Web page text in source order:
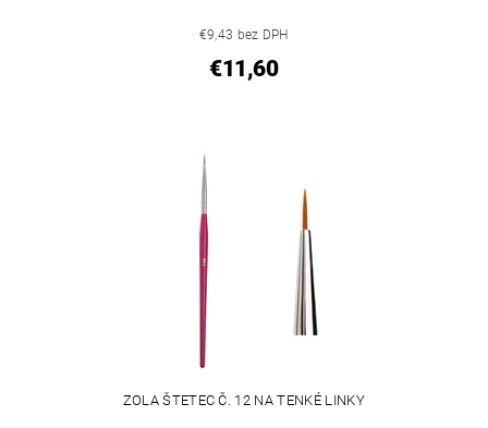
€9,43 bez DPH
€11,60
ZOLA ŠTETEC Č. 12 NA TENKÉ LINKY